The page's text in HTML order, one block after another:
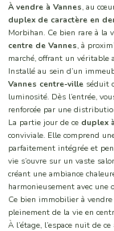
À vendre à Vannes, au
duplex de caractère en
Morbihan. Ce bien rare à la
centre de Vannes, à
marché, offrant un véritable
Installé au sein d’un
Vannes centre-ville séduit
luminosité. Dès l’entrée,
renforcée par une
La partie jour de ce duplex
conviviale. Elle comprend
parfaitement intégrée et
vie s’ouvre sur un vaste
créant une ambiance
harmonieusement avec une
Ce bien immobilier à
pleinement de la vie en
À l’étage, l’espace nuit de ce